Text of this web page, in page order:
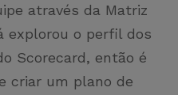
através da Matriz
explorou o perfil dos
Scorecard, então é
criar um plano de